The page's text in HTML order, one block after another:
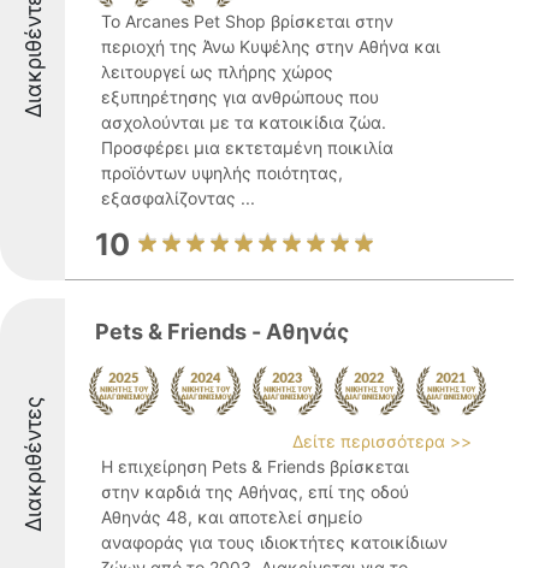
Διακριθέντες
Το Arcanes Pet Shop βρίσκεται στην
περιοχή της Άνω Κυψέλης στην Αθήνα και
λειτουργεί ως πλήρης χώρος
εξυπηρέτησης για ανθρώπους που
ασχολούνται με τα κατοικίδια ζώα.
Προσφέρει μια εκτεταμένη ποικιλία
προϊόντων υψηλής ποιότητας,
εξασφαλίζοντας ...
10
Διακριθέντες
Pets & Friends - Αθηνάς
Δείτε περισσότερα >>
Η επιχείρηση Pets & Friends βρίσκεται
στην καρδιά της Αθήνας, επί της οδού
Αθηνάς 48, και αποτελεί σημείο
αναφοράς για τους ιδιοκτήτες κατοικίδιων